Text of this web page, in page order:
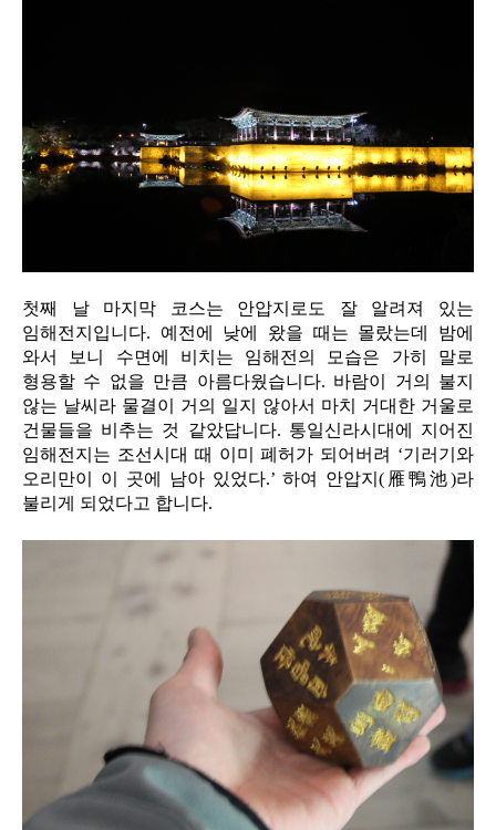
첫째 날 마지막 코스는 안압지로도 잘 알려져 있는
임해전지입니다. 예전에 낮에 왔을 때는 몰랐는데 밤에
와서 보니 수면에 비치는 임해전의 모습은 가히 말로
형용할 수 없을 만큼 아름다웠습니다. 바람이 거의 불지
않는 날씨라 물결이 거의 일지 않아서 마치 거대한 거울로
건물들을 비추는 것 같았답니다. 통일신라시대에 지어진
임해전지는 조선시대 때 이미 폐허가 되어버려 ‘기러기와
오리만이 이 곳에 남아 있었다.’ 하여 안압지(雁鴨池)라
불리게 되었다고 합니다.